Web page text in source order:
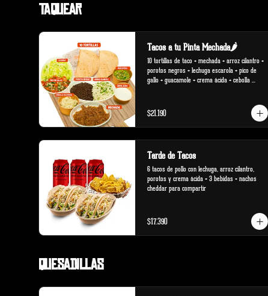
Taquear
Tacos a tu Pinta Mechada🌶️
10 tortillas de taco + mechada + arroz cilantro +
porotos negros + lechuga escarola + pico de
gallo + guacamole + crema ácida + cebolla
$21.190
Tarde de Tacos
6 tacos de pollo con lechuga, arroz cilantro,
porotos y crema ácida + 3 bebidas + nachos
cheddar para compartir
$17.390
Quesadillas